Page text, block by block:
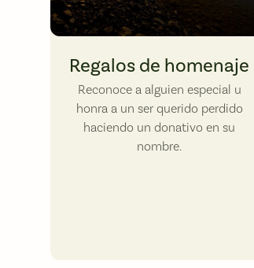
Regalos de homenaje
Reconoce a alguien especial u
honra a un ser querido perdido
haciendo un donativo en su
nombre.